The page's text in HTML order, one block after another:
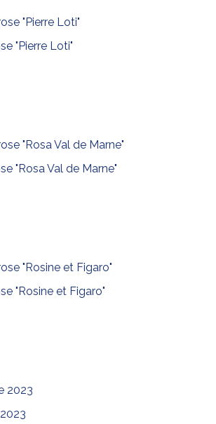
"Pierre Loti"
"Rosa Val de Marne"
"Rosine et Figaro"